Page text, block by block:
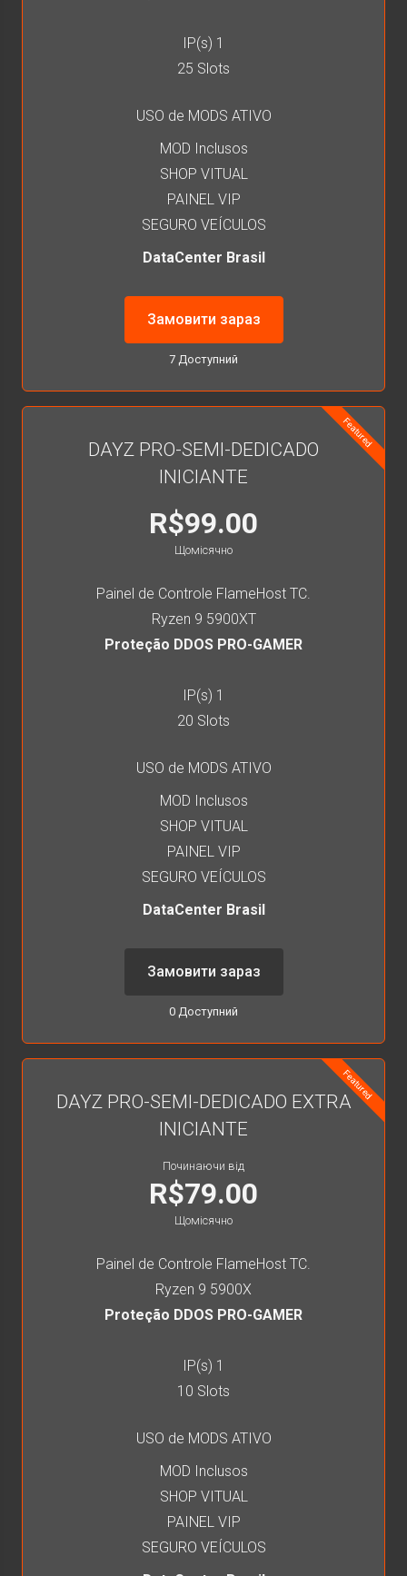
USO de MODS ATIVO
MOD Inclusos
SHOP VITUAL
PAINEL VIP
SEGURO VEÍCULOS
DataCenter Brasil
IP(s) 1
25 Slots
Замовити зараз
7 Доступний
Featured
DAYZ PRO-SEMI-DEDICADO
INICIANTE
R$99.00
Щомісячно
USO de MODS ATIVO
MOD Inclusos
SHOP VITUAL
PAINEL VIP
SEGURO VEÍCULOS
DataCenter Brasil
Painel de Controle FlameHost TC.
Ryzen 9 5900XT
Proteção DDOS PRO-GAMER
IP(s) 1
20 Slots
Замовити зараз
0 Доступний
Featured
DAYZ PRO-SEMI-DEDICADO EXTRA
INICIANTE
Починаючи від
R$79.00
Щомісячно
USO de MODS ATIVO
MOD Inclusos
SHOP VITUAL
PAINEL VIP
SEGURO VEÍCULOS
Painel de Controle FlameHost TC.
Ryzen 9 5900X
Proteção DDOS PRO-GAMER
IP(s) 1
10 Slots